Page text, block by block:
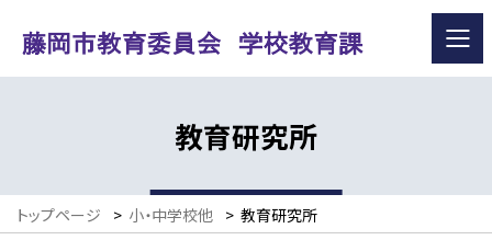
教育研究所
トップページ > 小・中学校他 > 教育研究所